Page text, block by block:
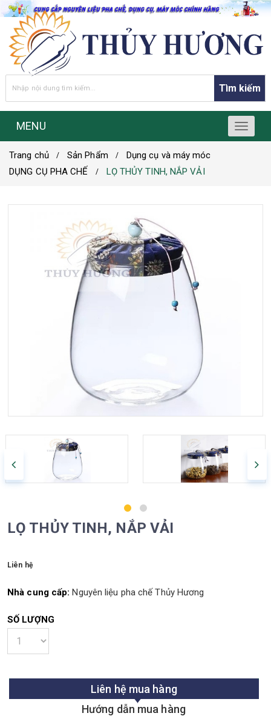
Tìm kiếm
MENU
T
o
n
Trang chủ Sản Phẩm
Dụng cụ và máy móc
DỤNG CỤ PHA CHẾ
LỌ THỦY TINH, NẮP VẢI
LỌ THỦY TINH, NẮP VẢI
Liên hệ
Nhà cung cấp:Nguyên liệu pha chế Thủy Hương
SỐ LƯỢNG
Liên hệ mua hàng
Hướng dẫn mua hàng